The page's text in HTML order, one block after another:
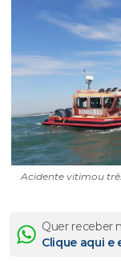
Acidente vitimou
Quer receber
Clique aqui e